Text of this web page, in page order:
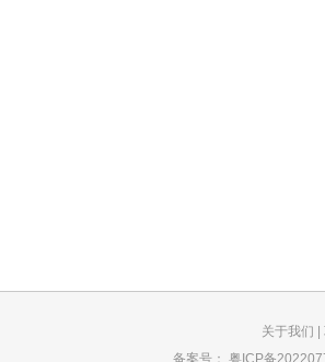
关于我们 |
备案号：粤ICP备